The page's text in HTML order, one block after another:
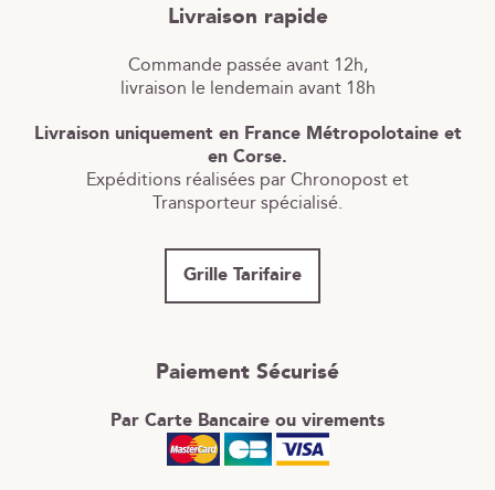
Livraison rapide
Commande passée avant 12h,
livraison le lendemain avant 18h
Livraison uniquement en France Métropolotaine et
en Corse.
Expéditions réalisées par Chronopost et
Transporteur spécialisé.
Grille Tarifaire
Paiement Sécurisé
Par Carte Bancaire ou virements